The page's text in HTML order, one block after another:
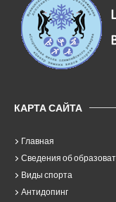
КАРТА САЙТА
Главная
Сведения об
Виды спорта
Антидопинг